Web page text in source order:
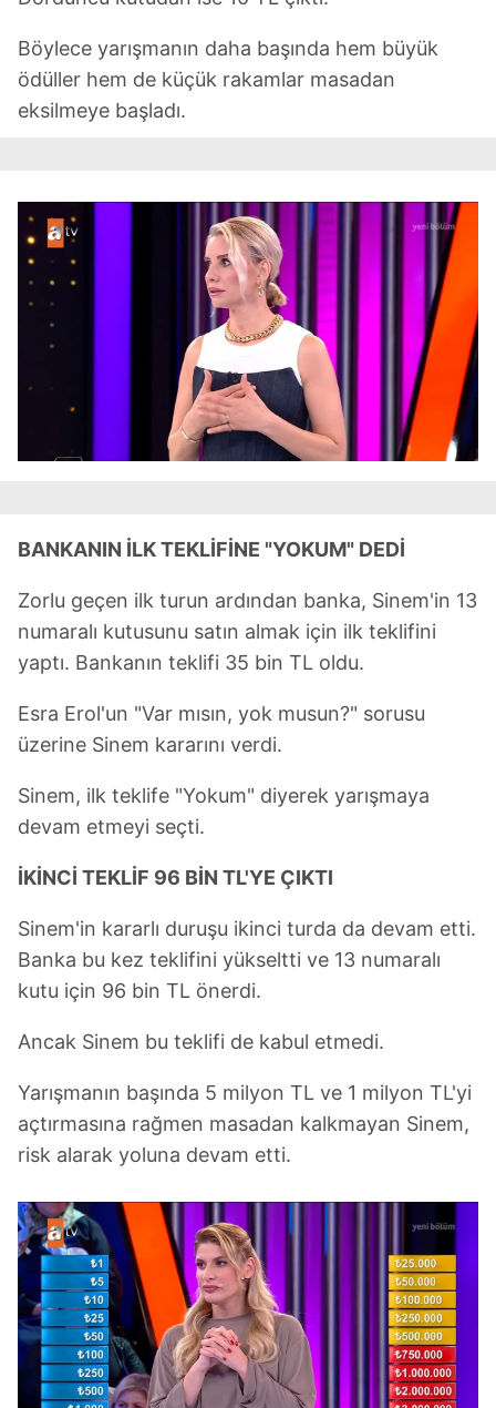
Böylece yarışmanın daha başında hem büyük
ödüller hem de küçük rakamlar masadan
eksilmeye başladı.
BANKANIN İLK TEKLİFİNE "YOKUM" DEDİ
Zorlu geçen ilk turun ardından banka, Sinem'in 13
numaralı kutusunu satın almak için ilk teklifini
yaptı. Bankanın teklifi 35 bin TL oldu.
Esra Erol'un "Var mısın, yok musun?" sorusu
üzerine Sinem kararını verdi.
Sinem, ilk teklife "Yokum" diyerek yarışmaya
devam etmeyi seçti.
İKİNCİ TEKLİF 96 BİN TL'YE ÇIKTI
Sinem'in kararlı duruşu ikinci turda da devam etti.
Banka bu kez teklifini yükseltti ve 13 numaralı
kutu için 96 bin TL önerdi.
Ancak Sinem bu teklifi de kabul etmedi.
Yarışmanın başında 5 milyon TL ve 1 milyon TL'yi
açtırmasına rağmen masadan kalkmayan Sinem,
risk alarak yoluna devam etti.